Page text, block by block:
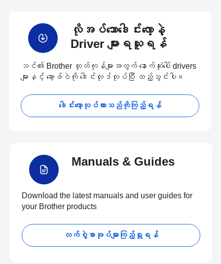
လိုအပ်သောဒေါင်းလော့နဲ့
Driver များရယူရန်
သင်၏ Brother ထုတ်ကုန်များအတွက် နောက်ဆုံးပေါ် drivers
များနှင့် ဆော့ဖ်ဝဲကို ဒေါင်းလုဒ်လုပ်ပြီး ထည့်သွင်းပါ။
ဒေါင်းလော့လုပ်ထားသည်ကိုကြည့်ရန်
Manuals & Guides
Download the latest manuals and user guides for
your Brother products
လက်စွဲစာအုပ်များကြည့်ရှုရန်